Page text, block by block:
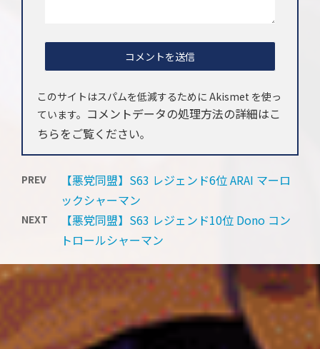
このサイトはスパムを低減するために Akismet を使っ
ています。 コメントデータの処理方法の詳細はこ
ちらをご覧ください。
PREV
【悪党同盟】S63 レジェンド6位 ARAI マーロ
ックシャーマン
NEXT
【悪党同盟】S63 レジェンド10位 Dono コン
トロールシャーマン